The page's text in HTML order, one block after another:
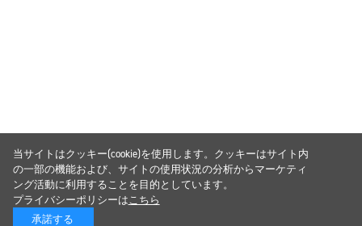
当サイトはクッキー(cookie)を使用します。クッキーはサイト内
の一部の機能および、サイトの使用状況の分析からマーケティ
ング活動に利用することを目的としています。
プライバシーポリシーはこちら
承諾する